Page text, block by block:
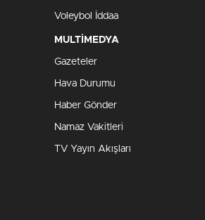
Voleybol İddaa
MULTİMEDYA
Gazeteler
Hava Durumu
Haber Gönder
Namaz Vakitleri
TV Yayın Akışları